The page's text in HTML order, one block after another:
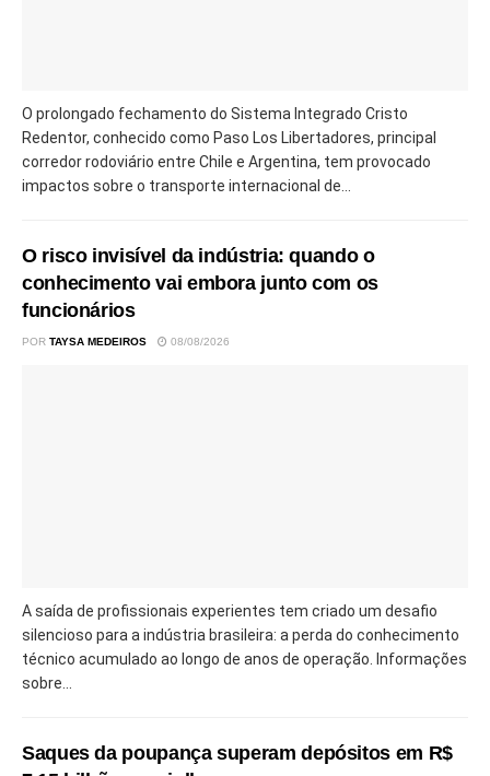
O prolongado fechamento do Sistema Integrado Cristo
Redentor, conhecido como Paso Los Libertadores, principal
corredor rodoviário entre Chile e Argentina, tem provocado
impactos sobre o transporte internacional de...
O risco invisível da indústria: quando o
conhecimento vai embora junto com os
funcionários
POR TAYSA MEDEIROS 08/08/2026
A saída de profissionais experientes tem criado um desafio
silencioso para a indústria brasileira: a perda do conhecimento
técnico acumulado ao longo de anos de operação. Informações
sobre...
Saques da poupança superam depósitos em R$